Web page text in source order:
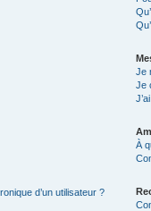
d’un utilisateur ?
Je
Je
À